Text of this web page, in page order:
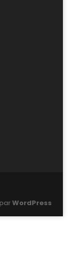
WordPress